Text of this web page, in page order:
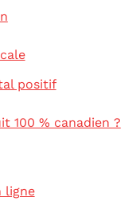
positif
100 % canadien ?
ligne